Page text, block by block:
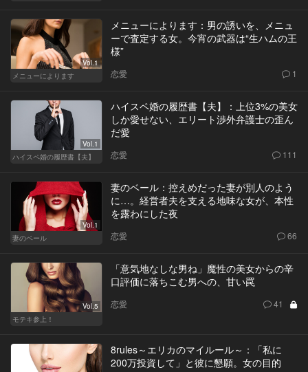
Vol.1
メニューによります
メニューによります：男の誘いを、メニュ
ーで査定する女。今宵の武器は“生ハムの王
様”
恋愛 1
Vol.1
ハイスペ婚の履歴書【夫】
ハイスペ婚の履歴書【夫】：上位3%の美女
しか愛せない、エリート渉外弁護士の歪ん
だ愛
恋愛 111
Vol.1
妻のベール
妻のベール：控えめだった妻が別人のよう
に…。経営者夫を支える地味な女が、本性
を露わにした夜
恋愛 66
Vol.5
モテキ参上！
「意気地なしな男ね」魔性の美女からの辛
口評価に落ちこむ男への、甘い罠
恋愛 41
8rules～エリカのマイルール～：「私に
200万投資して」と彼に懇願。女の目的